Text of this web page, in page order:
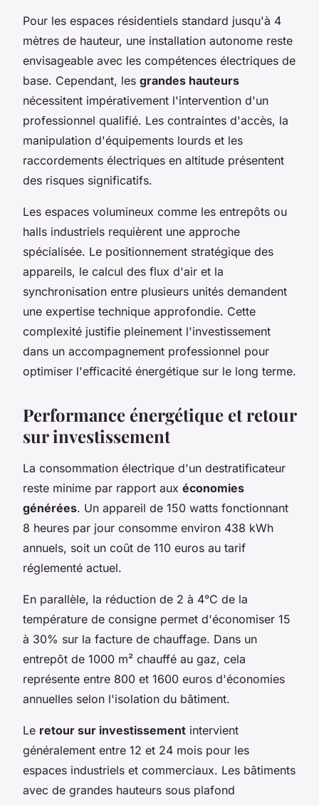
Pour les espaces résidentiels standard jusqu'à 4
mètres de hauteur, une installation autonome reste
envisageable avec les compétences électriques de
base. Cependant, les grandes hauteurs
nécessitent impérativement l'intervention d'un
professionnel qualifié. Les contraintes d'accès, la
manipulation d'équipements lourds et les
raccordements électriques en altitude présentent
des risques significatifs.
Les espaces volumineux comme les entrepôts ou
halls industriels requièrent une approche
spécialisée. Le positionnement stratégique des
appareils, le calcul des flux d'air et la
synchronisation entre plusieurs unités demandent
une expertise technique approfondie. Cette
complexité justifie pleinement l'investissement
dans un accompagnement professionnel pour
optimiser l'efficacité énergétique sur le long terme.
Performance énergétique et retour
sur investissement
La consommation électrique d'un destratificateur
reste minime par rapport aux économies
générées. Un appareil de 150 watts fonctionnant
8 heures par jour consomme environ 438 kWh
annuels, soit un coût de 110 euros au tarif
réglementé actuel.
En parallèle, la réduction de 2 à 4°C de la
température de consigne permet d'économiser 15
à 30% sur la facture de chauffage. Dans un
entrepôt de 1000 m² chauffé au gaz, cela
représente entre 800 et 1600 euros d'économies
annuelles selon l'isolation du bâtiment.
Le retour sur investissement intervient
généralement entre 12 et 24 mois pour les
espaces industriels et commerciaux. Les bâtiments
avec de grandes hauteurs sous plafond